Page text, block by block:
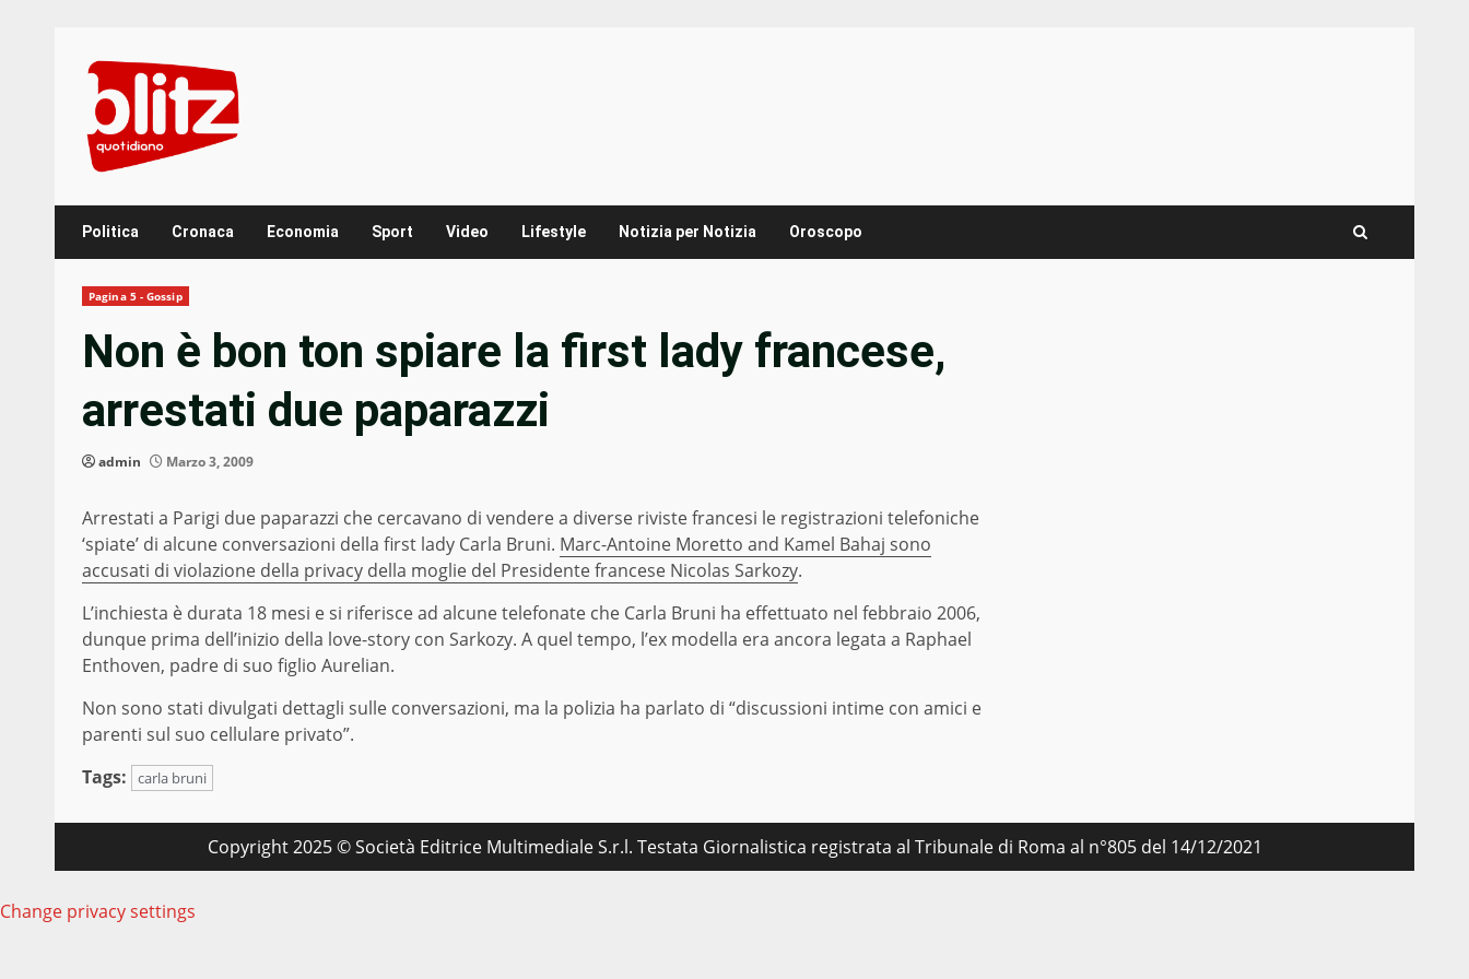
content
Politica Cronaca Economia Sport Video Lifestyle Notizia per Notizia Oroscopo
Pagina 5 - Gossip
Non è bon ton spiare la first lady francese,
arrestati due paparazzi
admin Marzo 3, 2009
Arrestati a Parigi due paparazzi che cercavano di vendere a diverse riviste francesi le registrazioni telefoniche
‘spiate’ di alcune conversazioni della first lady Carla Bruni. Marc-Antoine Moretto and Kamel Bahaj sono
accusati di violazione della privacy della moglie del Presidente francese Nicolas Sarkozy.
L’inchiesta è durata 18 mesi e si riferisce ad alcune telefonate che Carla Bruni ha effettuato nel febbraio 2006,
dunque prima dell’inizio della love-story con Sarkozy. A quel tempo, l’ex modella era ancora legata a Raphael
Enthoven, padre di suo figlio Aurelian.
Non sono stati divulgati dettagli sulle conversazioni, ma la polizia ha parlato di “discussioni intime con amici e
parenti sul suo cellulare privato”.
Tags:
carla bruni
Copyright 2025 © Società Editrice Multimediale S.r.l. Testata Giornalistica registrata al Tribunale di Roma al n°805 del 14/12/2021
Change privacy settings